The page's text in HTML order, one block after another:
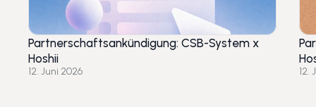
Partnerschaftsankündigung: CSB-System x
Hoshii
12. Juni 2026 12.